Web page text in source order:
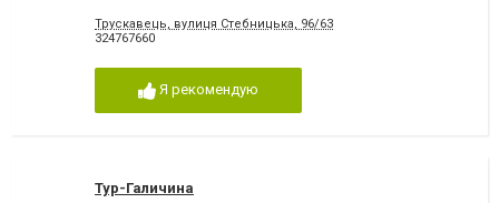
Трускавець, вулиця Стебницька, 96/63
324767660
Я рекомендую
Тур-Галичина